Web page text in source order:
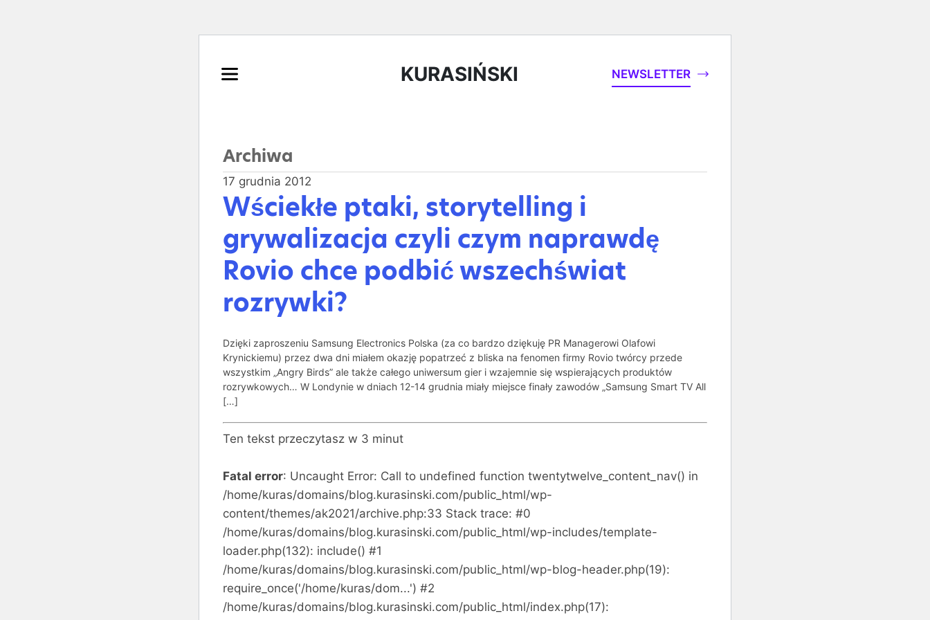
KURASIŃSKI NEWSLETTER
Archiwa
17 grudnia 2012
Wściekłe ptaki, storytelling i
grywalizacja czyli czym naprawdę
Rovio chce podbić wszechświat
rozrywki?
Dzięki zaproszeniu Samsung Electronics Polska (za co bardzo dziękuję PR Managerowi Olafowi
Krynickiemu) przez dwa dni miałem okazję popatrzeć z bliska na fenomen firmy Rovio twórcy przede
wszystkim „Angry Birds” ale także całego uniwersum gier i wzajemnie się wspierających produktów
rozrywkowych… W Londynie w dniach 12-14 grudnia miały miejsce finały zawodów „Samsung Smart TV All
[…]
Ten tekst przeczytasz w 3 minut
Fatal error: Uncaught Error: Call to undefined function twentytwelve_content_nav() in
/home/kuras/domains/blog.kurasinski.com/public_html/wp-
content/themes/ak2021/archive.php:33 Stack trace: #0
/home/kuras/domains/blog.kurasinski.com/public_html/wp-includes/template-
loader.php(132): include() #1
/home/kuras/domains/blog.kurasinski.com/public_html/wp-blog-header.php(19):
require_once('/home/kuras/dom...') #2
/home/kuras/domains/blog.kurasinski.com/public_html/index.php(17):